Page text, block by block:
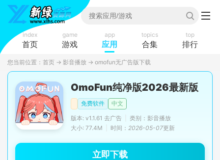
index
首页
game
游戏
app
应用
topics
合集
top
排行
您当前位置： 首页 → 影音播放 → omofun无广告版下载
OmoFun纯净版2026最新版
免费软件
中文
版本: v1.1.61 去广告
类别：影音播放
大小: 77.4M
时间： 2026-05-07更新
立即下载